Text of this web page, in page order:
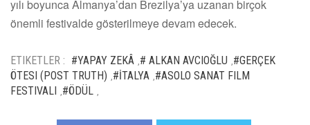
yılı boyunca Almanya’dan Brezilya’ya uzanan birçok
önemli festivalde gösterilmeye devam edecek.
ETIKETLER : #YAPAY ZEKÂ # ALKAN AVCIOĞLU #GERÇEK
ÖTESI (POST TRUTH) #İTALYA #ASOLO SANAT FILM
FESTIVALI #ÖDÜL